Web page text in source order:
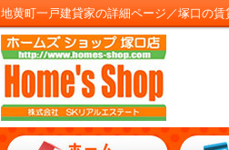
地黄町一戸建貸家の詳細ページ／塚口の